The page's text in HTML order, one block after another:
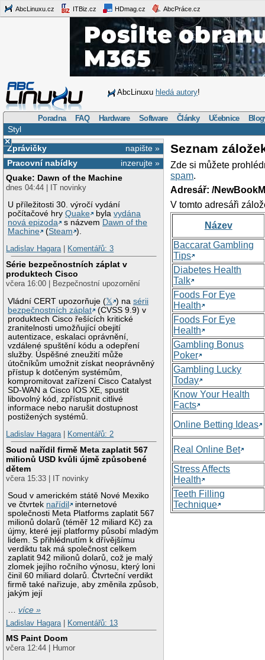
AbcLinuxu.cz ITBiz.cz HDmag.cz AbcPráce.cz
AbcLinuxu hledá autory!
Poradna FAQ Hardware Software Články Učebnice
Styl
×
napište »
Zprávičky
inzerujte »
Pracovní nabídky
Quake: Dawn of the Machine
dnes 04:44 | IT novinky
U příležitosti 30. výročí vydání
počítačové hryQuake bylavydána
nová epizoda
s názvem Dawn of the
Machine
(Steam ).
Ladislav Hagara| Komentářů: 3
Série bezpečnostních záplat v
produktech Cisco
včera 16:00 | Bezpečnostní upozornění
Vládní CERT upozorňuje (𝕏 ) nasérii
bezpečnostních záplat
(CVSS 9.9) v
produktech Cisco řešících kritické
zranitelnosti umožňující obejití
autentizace, eskalaci oprávnění,
vzdálené spuštění kódu a odepření
služby. Úspěšné zneužití může
útočníkům umožnit získat neoprávněný
přístup k dotčeným systémům,
kompromitovat zařízení Cisco Catalyst
SD-WAN a Cisco IOS XE, spustit
libovolný kód, zpřístupnit citlivé
informace nebo narušit dostupnost
postižených systémů.
Ladislav Hagara| Komentářů: 2
Soud nařídil firmě Meta zaplatit 567
milionů USD kvůli újmě způsobené
dětem
včera 15:33 | IT novinky
Soud v americkém státě Nové Mexiko
ve čtvrtek nařídil
internetové
společnosti Meta Platforms zaplatit 567
milionů dolarů (téměř 12 miliard Kč) za
újmy, které její platformy působí mladým
lidem. S přihlédnutím k dřívějšímu
verdiktu tak má společnost celkem
zaplatit 942 milionů dolarů, což je malý
zlomek jejího ročního výnosu, který loni
činil 60 miliard dolarů. Čtvrteční verdikt
firmě také nařizuje, aby změnila způsob,
jakým její
…více »
Ladislav Hagara
Komentářů: 13
MS Paint Doom
včera 12:44 | Humor
Seznam
Zde si můžete
spam.
Adresář: /
V tomto adresáři
Název
Baccarat Gambling
Tips
Diabetes Health
Talk
Foods For Eye
Health
Foods For Eye
Health
Gambling Bonus
Poker
Gambling Lucky
Today
Know Your Health
Facts
Online Betting Ideas
Real Online Bet
Stress Affects
Health
Teeth Filling
Technique